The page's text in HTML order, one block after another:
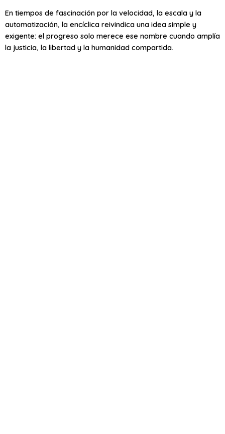
En tiempos de fascinación por la velocidad, la escala y la
automatización, la encíclica reivindica una idea simple y
exigente: el progreso solo merece ese nombre cuando amplía
la justicia, la libertad y la humanidad compartida.